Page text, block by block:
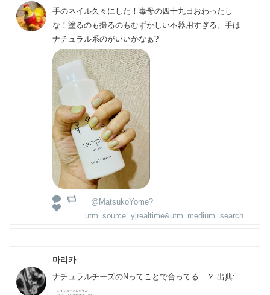
手のネイル久々にした！毒母の四十九日おわったし
な！塗るのも撮るのもむずかしい不器用すぎる。手は
ナチュラル系のがいいかなぁ?
@MatsukoYome?
utm_source=yjrealtime&utm_medium=search
마리카
ナチュラルチーズのNってことで合ってる…？ 出典: